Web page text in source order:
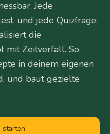
Jede
und jede Quizfrage,
die
mit Zeitverfall. So
in deinem eigenen
und baut gezielte
starten